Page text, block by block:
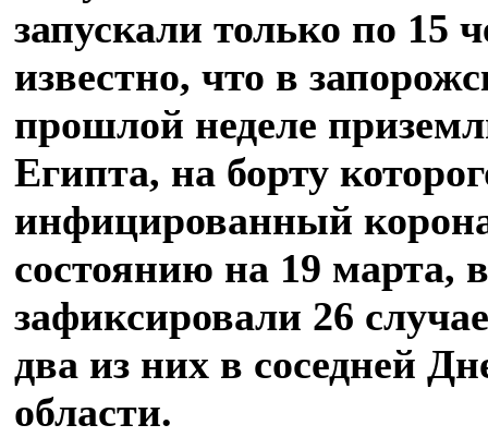
запускали только по 15
известно, что в
прошлой неделе
Египта, на борту
инфицированный
состоянию на 19 марта,
зафиксировали 26
два из них в соседней
области.